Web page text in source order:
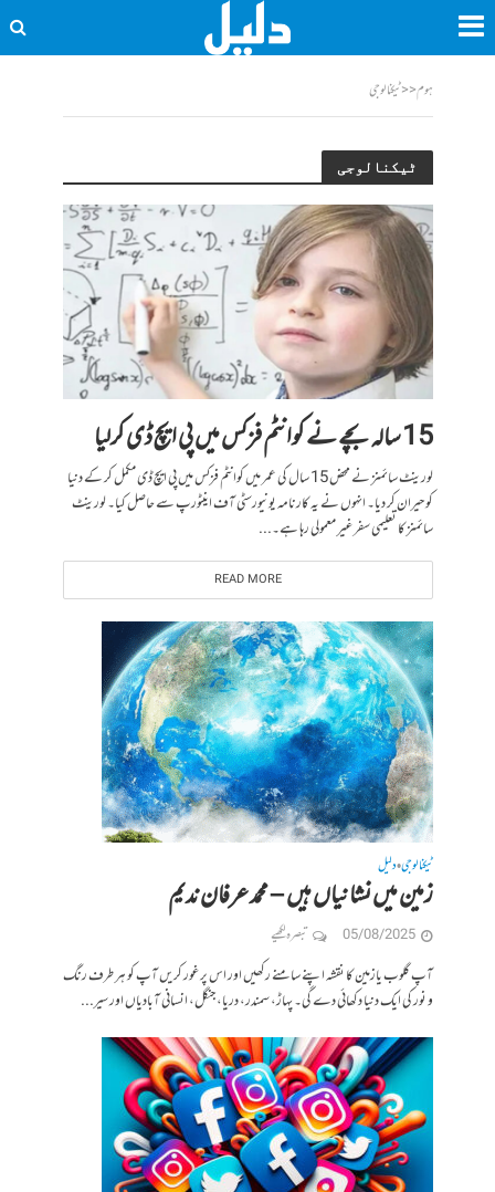
ہوم<<ٹیکنالوجی
ٹیکنالوجی
15 سالہ بچے نے کوانٹم فزکس میں پی ایچ ڈی کرلیا
لورینٹ سائمنز نے محض 15 سال کی عمر میں کوانٹم فزکس میں پی ایچ ڈی مکمل کر کے دنیا
کو حیران کر دیا۔ انہوں نے یہ کارنامہ یونیورسٹی آف اینٹورپ سے حاصل کیا۔ لورینٹ
سائمنز کا تعلیمی سفر غیر معمولی رہا ہے۔...
READ MORE
ٹیکنالوجی•دلیل
زمین میں نشانیاں ہیں – محمد عرفان ندیم
05/08/2025 تبصرہ لکھیے
آپ گلوب یازمین کا نقشہ اپنے سامنے رکھیں اور اس پر غور کریں آپ کو ہر طرف رنگ
و نور کی ایک دنیا دکھائی دے گی۔ پہاڑ، سمندر، دریا، جنگل، انسانی آبادیاں اور سیر...